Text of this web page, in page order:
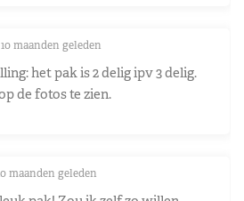
10 maanden geleden
het pak is 2 delig ipv 3 delig.
de fotos te zien.
maanden geleden